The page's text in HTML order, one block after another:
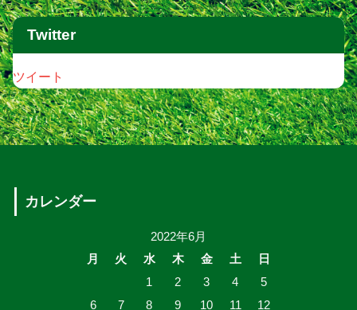
Twitter
ツイート
カレンダー
2022年6月
月
火 水 木 金 土
日
1
2 3 4
5
6
7 8 9 10 11 12